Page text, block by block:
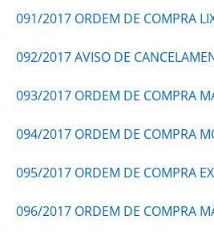
091/2017 ORDEM DE COMPRA
092/2017 AVISO DE
093/2017 ORDEM DE COMPRA
094/2017 ORDEM DE COMPRA
095/2017 ORDEM DE COMPRA
096/2017 ORDEM DE COMPRA